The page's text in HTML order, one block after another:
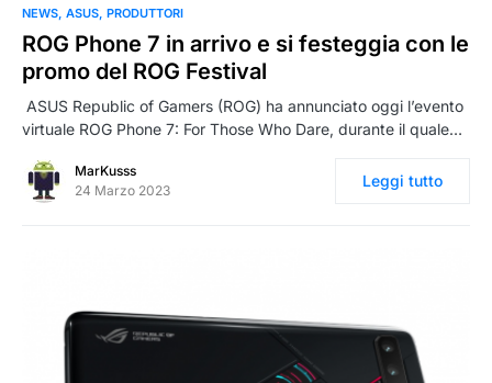
0
NEWS ASUS PRODUTTORI
ROG Phone 7 in arrivo e si festeggia con le
promo del ROG Festival
ASUS Republic of Gamers (ROG) ha annunciato oggi l’evento
virtuale ROG Phone 7: For Those Who Dare, durante il quale…
MarKusss
24 Marzo 2023
Leggi tutto